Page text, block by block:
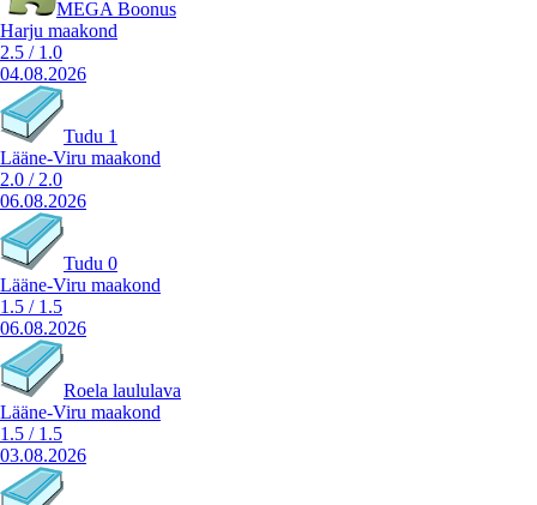
MEGA Boonus
Harju maakond
2.5 / 1.0
04.08.2026
Tudu 1
Lääne-Viru maakond
2.0 / 2.0
06.08.2026
Tudu 0
Lääne-Viru maakond
1.5 / 1.5
06.08.2026
Roela laululava
Lääne-Viru maakond
1.5 / 1.5
03.08.2026